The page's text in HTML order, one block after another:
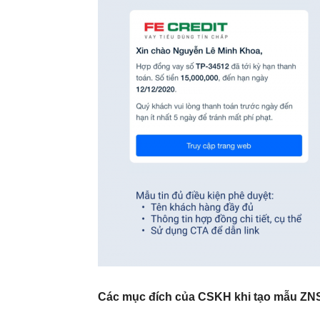
Các mục đích của CSKH khi tạo mẫu